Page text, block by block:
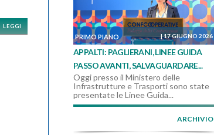
LEGGI
PRIMO PIANO |17 GIUGNO 2026
APPALTI: PAGLIERANI, LINEE GUIDA
PASSO AVANTI, SALVAGUARDARE...
Oggi presso il Ministero delle
Infrastrutture e Trasporti sono state
presentate le Linee Guida...
ARCHIVIO